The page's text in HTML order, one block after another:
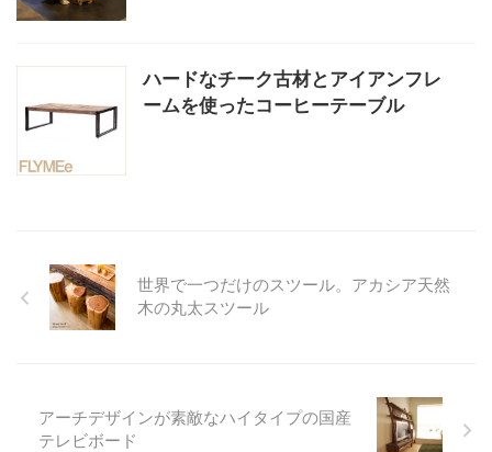
ハードなチーク古材とアイアンフレ
ームを使ったコーヒーテーブル
世界で一つだけのスツール。アカシア天然
木の丸太スツール
アーチデザインが素敵なハイタイプの国産
テレビボード